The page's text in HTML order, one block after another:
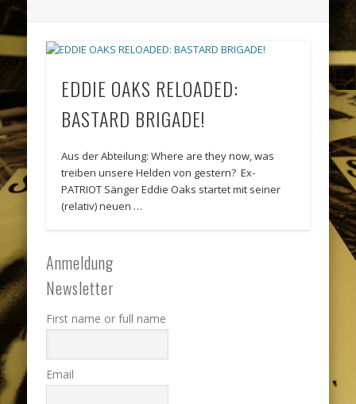
EDDIE OAKS RELOADED:
BASTARD BRIGADE!
Aus der Abteilung: Where are they now, was
treiben unsere Helden von gestern? Ex-
PATRIOT Sänger Eddie Oaks startet mit seiner
(relativ) neuen …
Anmeldung
Newsletter
First name or full name
Email